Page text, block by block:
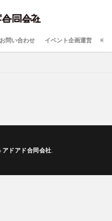
お問い合わせ イベント企画運営
アドアド合同会社.